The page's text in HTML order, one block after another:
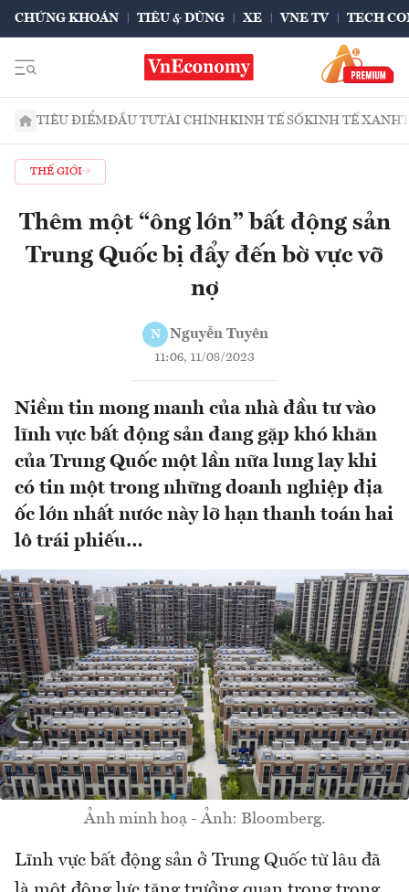
CHỨNG KHOÁN TIÊU & DÙNG XE VNE TV TECH
TIÊU ĐIỂMĐẦU TƯTÀI CHÍNHKINH TẾ SỐKINH TẾ XANH
THẾ GIỚI
Thêm một “ông lớn” bất động sản
Trung Quốc bị đẩy đến bờ vực vỡ
nợ
N Nguyễn Tuyên
11:06, 11/08/2023
Niềm tin mong manh của nhà đầu tư vào
lĩnh vực bất động sản đang gặp khó khăn
của Trung Quốc một lần nữa lung lay khi
có tin một trong những doanh nghiệp địa
ốc lớn nhất nước này lỡ hạn thanh toán hai
lô trái phiếu…
Ảnh minh hoạ - Ảnh: Bloomberg.
Lĩnh vực bất động sản ở Trung Quốc từ lâu đã